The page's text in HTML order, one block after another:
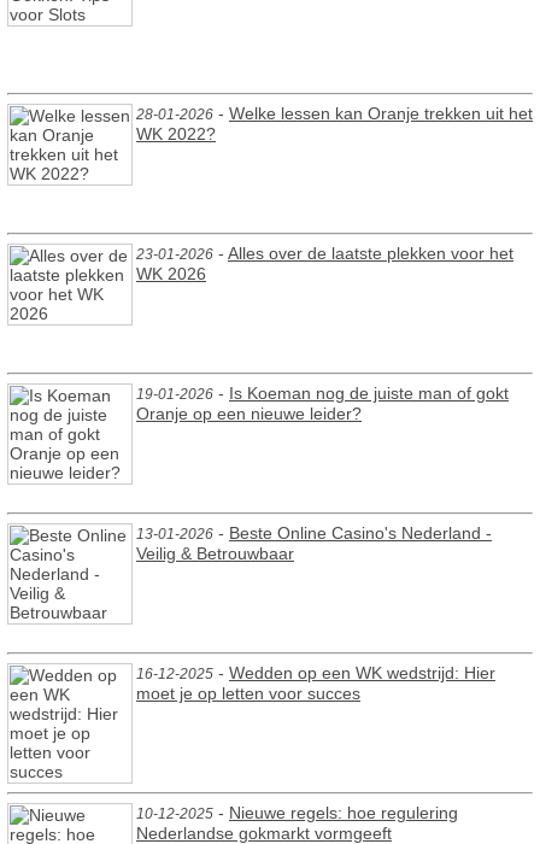
28-01-2026 - Welke lessen kan Oranje trekken uit het
WK 2022?
23-01-2026 - Alles over de laatste plekken voor het
WK 2026
19-01-2026 - Is Koeman nog de juiste man of gokt
Oranje op een nieuwe leider?
13-01-2026 - Beste Online Casino's Nederland -
Veilig & Betrouwbaar
16-12-2025 - Wedden op een WK wedstrijd: Hier
moet je op letten voor succes
10-12-2025 - Nieuwe regels: hoe regulering
Nederlandse gokmarkt vormgeeft